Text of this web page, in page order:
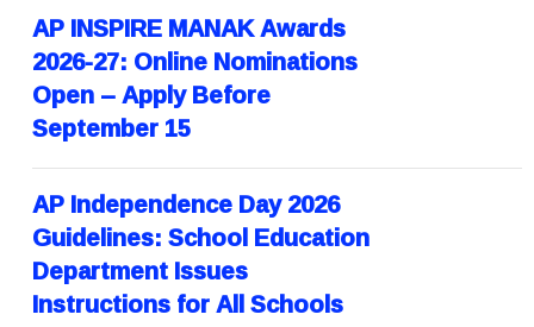
AP INSPIRE MANAK Awards
2026-27: Online Nominations
Open – Apply Before
September 15
AP Independence Day 2026
Guidelines: School Education
Department Issues
Instructions for All Schools